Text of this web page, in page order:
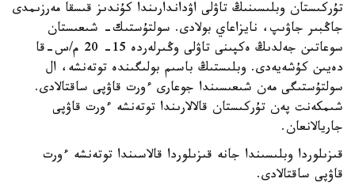
تۇركىستان وبلىسىنىڭ تاۋلى اۋداندارىندا كۇندىز قىسقا مەرزىمدى
جاڭبىر جاۋىپ، نايزاعاي بولادى. سولتۇستىك- شىعىستان
سوعاتىن جەلدىڭ ەكپىنى تاۋلى وڭىرلەردە 15- 20 م/س-قا
دەيىن كۇشەيەدى. وبلىستىڭ باسىم بولىگىندە توتەنشە، ال
سولتۇستىگى مەن شىعىسىندا جوعارى ءورت قاۋپى ساقتالادى.
شىمكەنت پەن تۇركىستان قالالارىندا توتەنشە ءورت قاۋپى
جاريالانعان.
قىزىلوردا وبلىسىندا جانە قىزىلوردا قالاسىندا توتەنشە ءورت
قاۋپى ساقتالادى.